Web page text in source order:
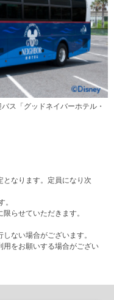
ス「グッドネイバーホテル・
なります。定員になり次
。
らせていただきます。
ない場合がございます。
をお願いする場合がござい